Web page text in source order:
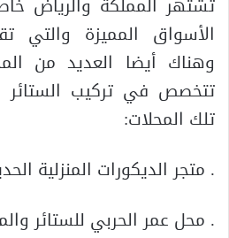
تشتهر المملكة والرياض
الأسواق المميزة والتي
وهناك أيضا العديد من
تتخصص في تركيب الستائر
تلك المحلات:
. متجر الديكورات المنزلية
. محل عمر الحربي للستائر